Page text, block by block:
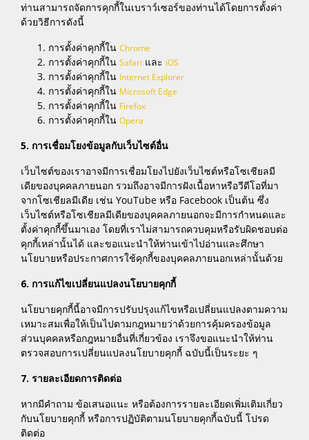
ท่านสามารถจัดการคุกกี้ในเบราว์เซอร์ของท่านได้โดยการตั้งค่า
ด้วยวิธีการดังนี้
การตั้งค่าคุกกี้ใน Chrome
การตั้งค่าคุกกี้ใน Safari และ iOS
การตั้งค่าคุกกี้ใน Internet Explorer
การตั้งค่าคุกกี้ใน Microsoft Edge
การตั้งค่าคุกกี้ใน Firefox
การตั้งค่าคุกกี้ใน Opera
5. การเชื่อมโยงข้อมูลกับเว็บไซต์อื่น
เว็บไซต์ของเราอาจมีการเชื่อมโยงไปยังเว็บไซต์หรือโซเชียลมี
เดียของบุคคลภายนอก รวมถึงอาจมีการฝังเนื้อหาหรือวีดีโอที่มา
จากโซเชียลมีเดีย เช่น YouTube หรือ Facebook เป็นต้น ซึ่ง
เว็บไซต์หรือโซเชียลมีเดียของบุคคลภายนอกจะมีการกำหนดและ
ตั้งค่าคุกกี้ขึ้นมาเอง โดยที่เราไม่สามารถควบคุมหรือรับผิดชอบต่อ
คุกกี้เหล่านั้นได้ และขอแนะนำให้ท่านเข้าไปอ่านและศึกษา
นโยบายหรือประกาศการใช้คุกกี้ของบุคคลภายนอกเหล่านั้นด้วย
6. การแก้ไขเปลี่ยนแปลงนโยบายคุกกี้
นโยบายคุกกี้นี้อาจมีการปรับปรุงแก้ไขหรือเปลี่ยนแปลงตามความ
เหมาะสมเพื่อให้เป็นไปตามกฎหมายว่าด้วยการคุ้มครองข้อมูล
ส่วนบุคคลหรือกฎหมายอื่นที่เกี่ยวข้อง เราจึงขอแนะนำให้ท่าน
ตรวจสอบการเปลี่ยนแปลงนโยบายคุกกี้ ฉบับนี้เป็นระยะ ๆ
7. รายละเอียดการติดต่อ
หากมีคำถาม ข้อเสนอแนะ หรือต้องการรายละเอียดเพิ่มเติมเกี่ยว
กับนโยบายคุกกี้ หรือการปฏิบัติตามนโยบายคุกกี้ฉบับนี้ โปรด
ติดต่อ